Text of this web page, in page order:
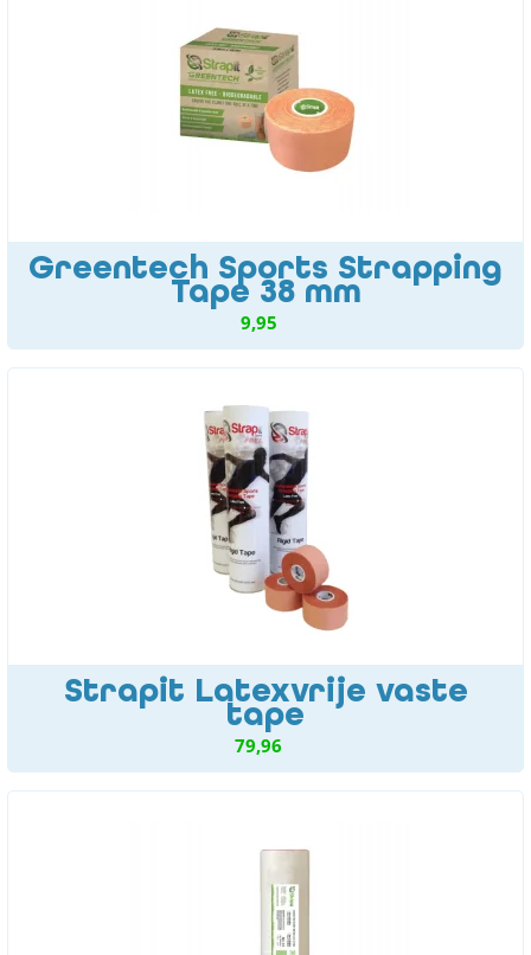
Greentech Sports Strapping
Tape 38 mm
9,95
Strapit Latexvrije vaste
tape
79,96